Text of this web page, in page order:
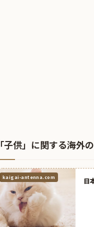
「子供」に関する海外
kaigai-antenna.com 日